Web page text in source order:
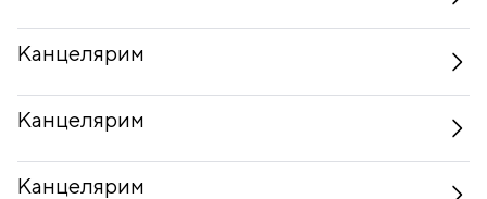
Канцелярим
Канцелярим
Канцелярим